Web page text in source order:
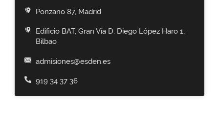
Ponzano 87, Madrid
Edificio BAT, Gran Vía D. Diego López Haro 1,
Bilbao
admisiones@esden.es
919 34 37 36